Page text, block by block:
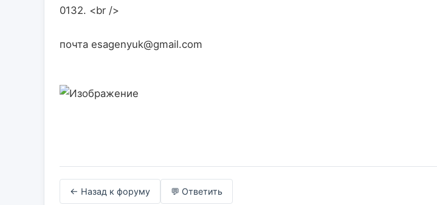
0132. <br />
почта esagenyuk@gmail.com
← Назад к форуму 💬 Ответить